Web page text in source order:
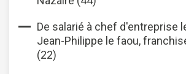
De salarié à chef d'entreprise
Jean-Philippe le faou,
(22)